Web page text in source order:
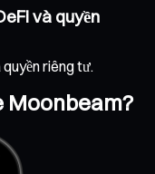
và quyền
quyền riêng tư.
Moonbeam?